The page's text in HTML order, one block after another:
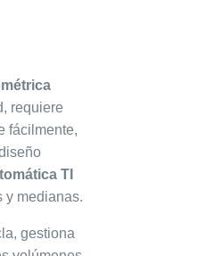
requiere
fácilmente,
TI
y medianas.
gestiona